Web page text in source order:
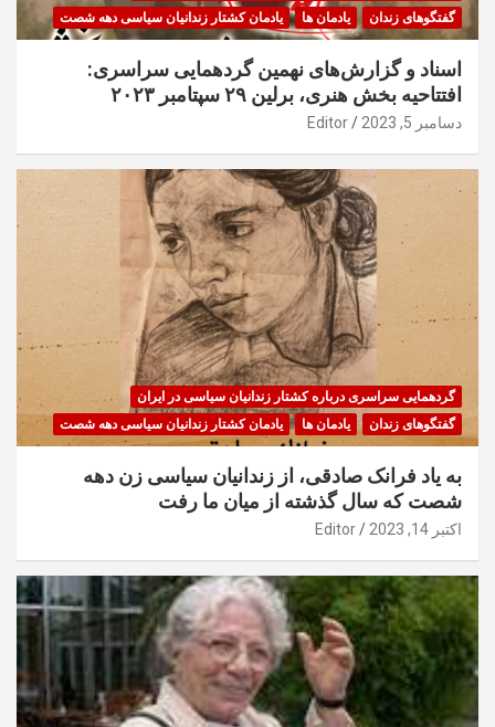
گفتگوهای زندان
یادمان ها یادمان کشتار زندانیان سیاسی دهه شصت
اسناد و گزارش‌های نهمین گردهمایی سراسری:
افتتاحیه بخش هنری، برلین ۲۹ سپتامبر ۲۰۲۳
دسامبر 5, 2023 Editor
گردهمایی سراسری درباره کشتار زندانیان سیاسی در ایران
گفتگوهای زندان
یادمان ها یادمان کشتار زندانیان سیاسی دهه شصت
به یاد فرانک صادقی، از زندانیان سیاسی زن دهه
شصت که سال گذشته از میان ما رفت
اکتبر 14, 2023 Editor